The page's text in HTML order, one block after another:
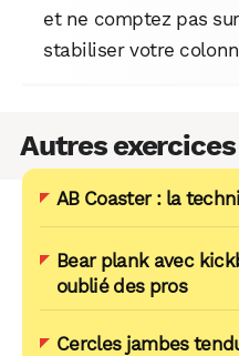
et ne comptez pas
stabiliser votre
Autres
AB Coaster : la
Bear plank avec
oublié des pros
Cercles jambes